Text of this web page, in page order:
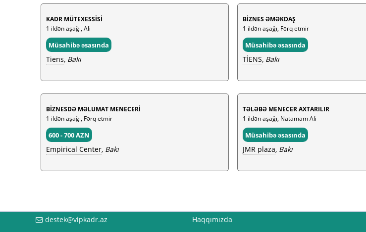
KADR MÜTEXESSİSİ
1 ildən aşağı, Ali
Müsahibə əsasında
Tiens, Bakı
BİZNES ƏMƏKDAŞ
1 ildən aşağı, Fərq etmir
Müsahibə əsasında
TİENS, Bakı
BİZNESDƏ MƏLUMAT MENECERİ
1 ildən aşağı, Fərq etmir
600 - 700 AZN
Empirical Center, Bakı
TƏLƏBƏ MENECER AXTARILIR
1 ildən aşağı, Natamam Ali
Müsahibə əsasında
JMR plaza, Bakı
destek@vipkadr.az
Haqqımızda